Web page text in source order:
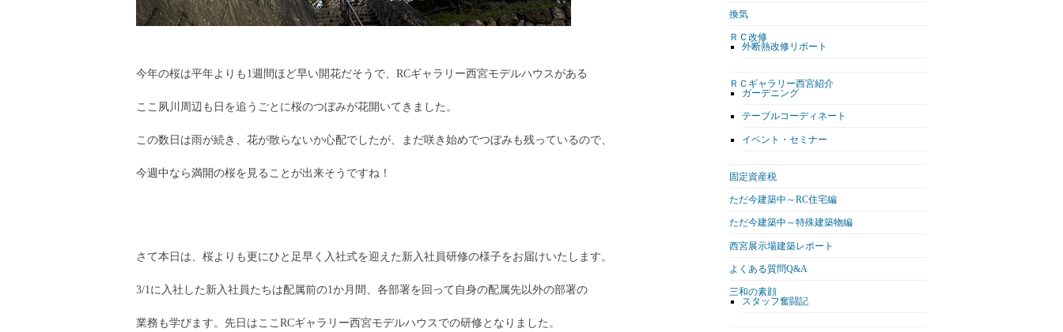
今年の桜は平年よりも1週間ほど早い開花だそうで、RCギャラリー西宮モデルハウスがある
ここ夙川周辺も日を追うごとに桜のつぼみが花開いてきました。
この数日は雨が続き、花が散らないか心配でしたが、まだ咲き始めでつぼみも残っているので、
今週中なら満開の桜を見ることが出来そうですね！
さて本日は、桜よりも更にひと足早く入社式を迎えた新入社員研修の様子をお届けいたします。
3/1に入社した新入社員たちは配属前の1か月間、各部署を回って自身の配属先以外の部署の
業務も学びます。先日はここRCギャラリー西宮モデルハウスでの研修となりました。
換気
ＲＣ改修
外断熱改修リポート
ＲＣギャラリー西宮紹介
ガーデニング
テーブルコーディネート
イベント・セミナー
固定資産税
ただ今建築中～RC住宅編
ただ今建築中～特殊建築物編
西宮展示場建築レポート
よくある質問Q&A
三和の素顔
スタッフ奮闘記